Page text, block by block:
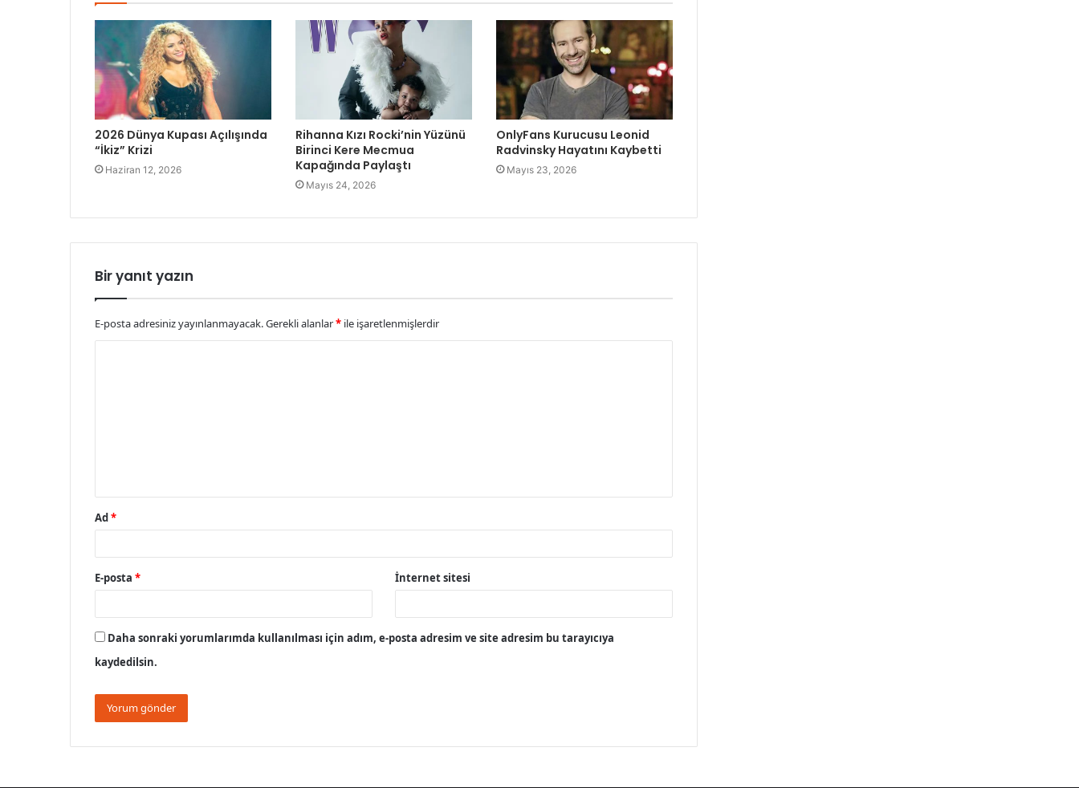
2026 Dünya Kupası Açılışında
“İkiz” Krizi
Haziran 12, 2026
Rihanna Kızı Rocki’nin Yüzünü
Birinci Kere Mecmua
Kapağında Paylaştı
Mayıs 24, 2026
OnlyFans Kurucusu Leonid
Radvinsky Hayatını Kaybetti
Mayıs 23, 2026
Bir yanıt yazın
E-posta adresiniz yayınlanmayacak.Gerekli alanlar* ile işaretlenmişlerdir
Ad*
E-posta * İnternet sitesi
Daha sonraki yorumlarımda kullanılması için adım, e-posta adresim ve site adresim bu tarayıcıya
kaydedilsin.